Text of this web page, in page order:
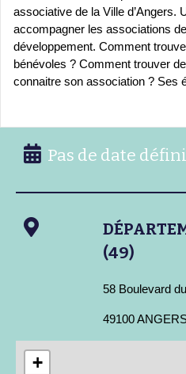
associative de la Ville d’Angers.
accompagner les associations
développement. Comment
bénévoles ? Comment trouver
connaitre son association ? Ses
Pas de date
(49)
58 Boulevard
49100
+